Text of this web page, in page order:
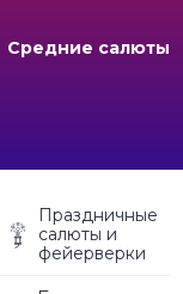
Средние салюты
Праздничные
салюты и
фейерверки